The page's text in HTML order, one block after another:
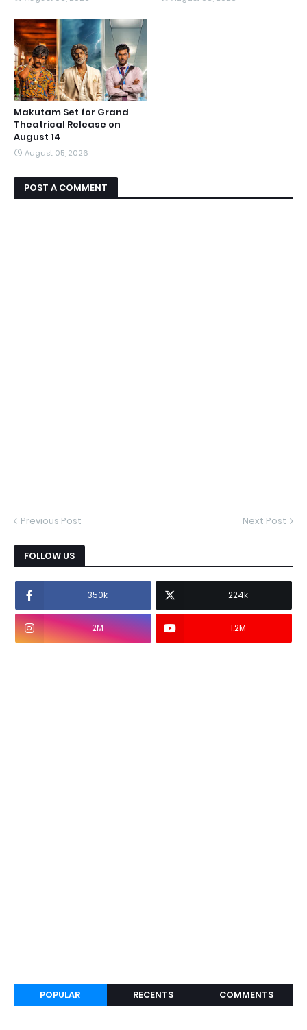
Makutam Set for Grand
Theatrical Release on
August 14
August 05, 2026
POST A COMMENT
Previous Post Next Post
FOLLOW US
350k 224k
2M 1.2M
POPULAR RECENTS COMMENTS